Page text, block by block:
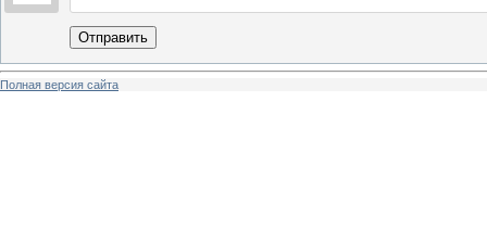
Отправить
Полная версия сайта